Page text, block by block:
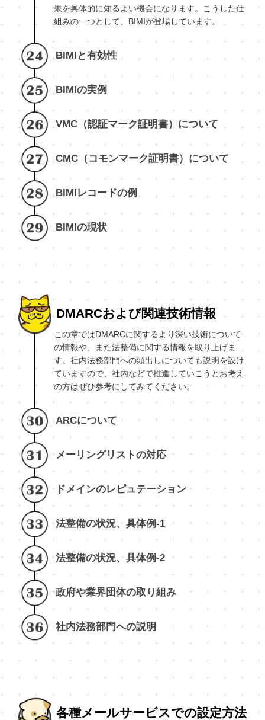
果を具体的に知るよい機会になります。こうした仕
組みの一つとして、BIMIが登場しています。
BIMIと有効性
BIMIの実例
VMC（認証マーク証明書）について
CMC（コモンマーク証明書）について
BIMIレコードの例
BIMIの現状
DMARCおよび関連技術情報
この章ではDMARCに関するより深い技術について
の情報や、また法整備に関する情報を取り上げま
す。社内法務部門への頭出しについても説明を設け
ていますので、社内などで推進していこうとお考え
の方はぜひ参考にしてみてください。
ARCについて
メーリングリストの対応
ドメインのレピュテーション
法整備の状況、具体例-1
法整備の状況、具体例-2
政府や業界団体の取り組み
社内法務部門への説明
各種メールサービスでの設定方法